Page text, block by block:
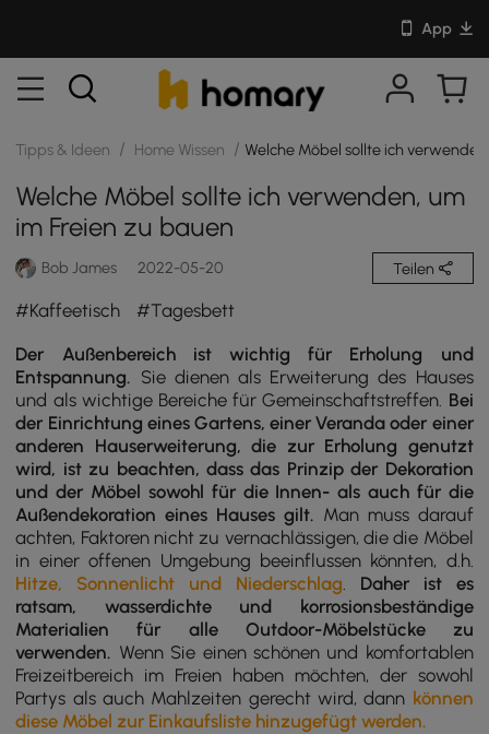
App
Tipps & Ideen / Home Wissen / Welche Möbel sollte ich
Welche Möbel sollte ich verwenden, um
im Freien zu bauen
Bob James 2022-05-20 Teilen
#Kaffeetisch #Tagesbett
Der Außenbereich ist wichtig für Erholung und
Entspannung. Sie dienen als Erweiterung des Hauses
und als wichtige Bereiche für Gemeinschaftstreffen. Bei
der Einrichtung eines Gartens, einer Veranda oder einer
anderen Hauserweiterung, die zur Erholung genutzt
wird, ist zu beachten, dass das Prinzip der Dekoration
und der Möbel sowohl für die Innen- als auch für die
Außendekoration eines Hauses gilt. Man muss darauf
achten, Faktoren nicht zu vernachlässigen, die die Möbel
in einer offenen Umgebung beeinflussen könnten, d.h.
Hitze, Sonnenlicht und Niederschlag. Daher ist es
ratsam, wasserdichte und korrosionsbeständige
Materialien für alle Outdoor-Möbelstücke zu
verwenden. Wenn Sie einen schönen und komfortablen
Freizeitbereich im Freien haben möchten, der sowohl
Partys als auch Mahlzeiten gerecht wird, dann können
diese Möbel zur Einkaufsliste hinzugefügt werden.